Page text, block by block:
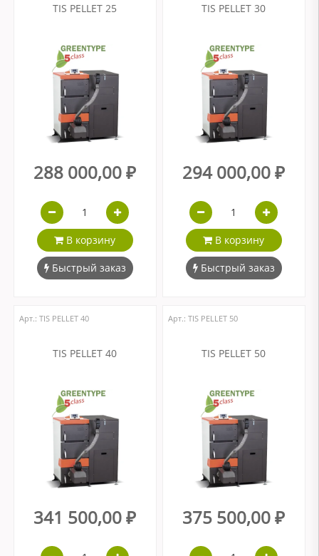
TIS PELLET 25
288 000,00 ₽
В корзину
Быстрый заказ
TIS PELLET 30
294 000,00 ₽
В корзину
Быстрый заказ
Арт.: ТIS PELLET 40
TIS PELLET 40
341 500,00 ₽
Арт.: ТIS PELLET 50
TIS PELLET 50
375 500,00 ₽